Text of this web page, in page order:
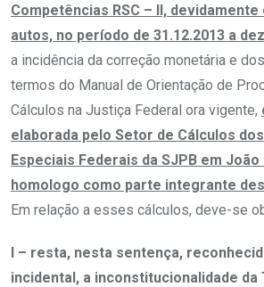
Competências RSC – II,
autos, no período de 31.12.2013 a
a incidência da correção monetária e
termos do Manual de Orientação de
Cálculos na Justiça Federal ora vigente,
elaborada pelo Setor de Cálculos
Especiais Federais da SJPB em
homologo como parte integrante
Em relação a esses cálculos, deve-se
I – resta, nesta sentença,
incidental, a inconstitucionalidade da